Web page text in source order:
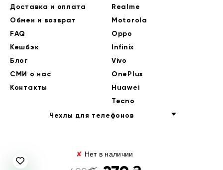
✘ Нет в наличии
Доставка и оплата
Обмен и возврат
FAQ
Кешбэк
Блог
СМИ о нас
Контакты
Realme
Motorola
Oppo
Infinix
Vivo
OnePlus
Huawei
Tecno
Чехлы для телефонов